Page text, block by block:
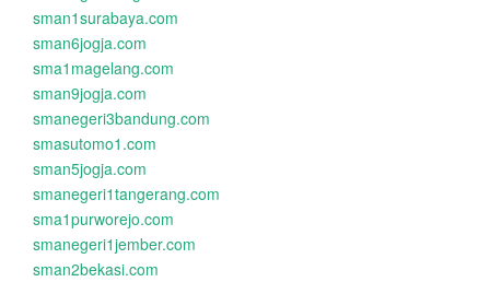
sman1surabaya.com
sman6jogja.com
sma1magelang.com
sman9jogja.com
smanegeri3bandung.com
smasutomo1.com
sman5jogja.com
smanegeri1tangerang.com
sma1purworejo.com
smanegeri1jember.com
sman2bekasi.com